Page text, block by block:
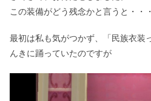
この装備がどう残念かと言うと・・・
最初は私も気がつかず、「民族衣装
んきに踊っていたのですが